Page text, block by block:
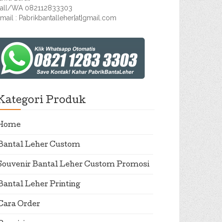
WA 082112833303
: Pabrikbantalleher[at]gmail.com
Produk
Leher Custom
Bantal Leher Custom Promosi
Leher Printing
Order